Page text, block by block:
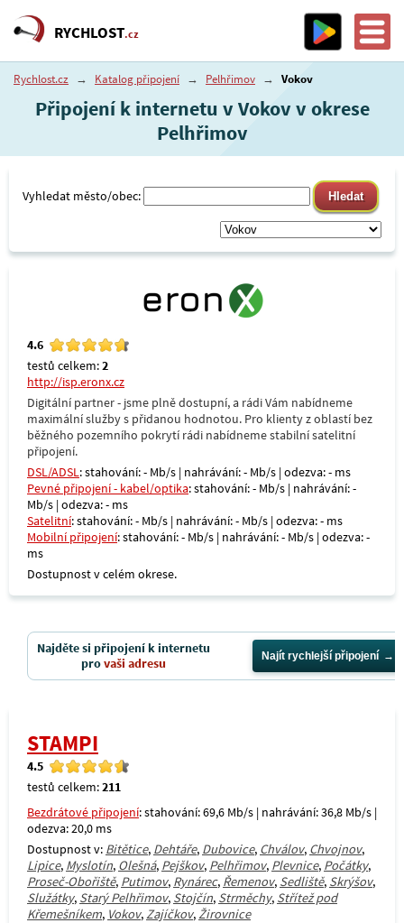
RYCHLOST.cz
Rychlost.cz → Katalog připojení → Pelhřimov → Vokov
Připojení k internetu v Vokov v okrese
Pelhřimov
Vyhledat město/obec:
4.6
testů celkem:2
http://isp.eronx.cz
Digitální partner - jsme plně dostupní, a rádi Vám nabídneme
maximální služby s přidanou hodnotou. Pro klienty z oblastí bez
běžného pozemního pokrytí rádi nabídneme stabilní satelitní
připojení.
DSL/ADSL: stahování: - Mb/s | nahrávání: - Mb/s | odezva: - ms
Pevné připojení - kabel/optika: stahování: - Mb/s | nahrávání: -
Mb/s | odezva: - ms
Satelitní: stahování: - Mb/s | nahrávání: - Mb/s | odezva: - ms
Mobilní připojení: stahování: - Mb/s | nahrávání: - Mb/s | odezva: -
ms
Dostupnost v celém okrese.
Najděte si připojení k internetu
provaši adresu Najít rychlejší připojení
STAMPI
4.5
testů celkem:211
Bezdrátové připojení: stahování: 69,6 Mb/s | nahrávání: 36,8 Mb/s |
odezva: 20,0 ms
Dostupnost v: Bitětice, Dehtáře, Dubovice, Chválov, Chvojnov,
Lipice, Myslotín, Olešná, Pejškov, Pelhřimov, Plevnice, Počátky,
Proseč-Obořiště, Putimov, Rynárec, Řemenov, Sedliště, Skrýšov,
Služátky, Starý Pelhřimov, Stojčín, Strměchy, Střítež pod
Křemešníkem, Vokov,Zajíčkov,Žirovnice